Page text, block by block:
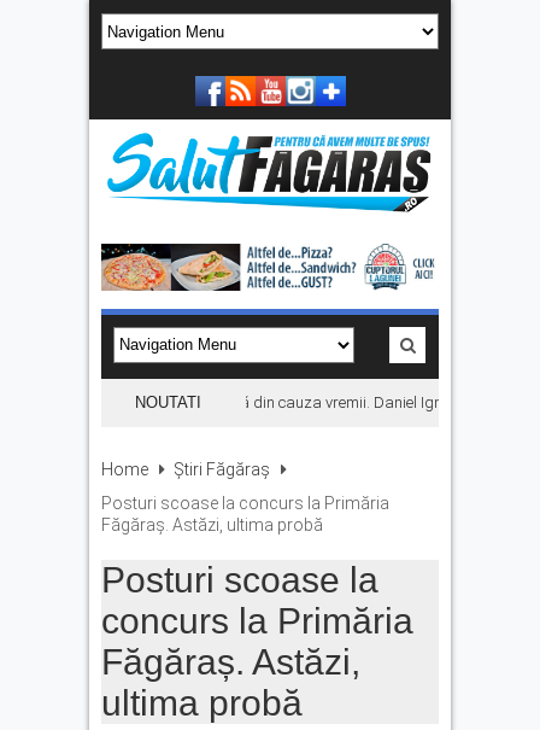
NOUTATI
Concertul KLUMEA se amână din cauza vremii. Daniel Ignat și Titi Cîrstea
Home
Știri Făgăraș
Posturi scoase la concurs la Primăria
Făgăraș. Astăzi, ultima probă
Posturi scoase la
concurs la Primăria
Făgăraș. Astăzi,
ultima probă